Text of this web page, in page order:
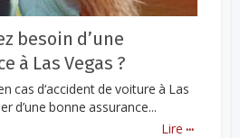
besoin d’une
à Las Vegas ?
cas d‘accident de voiture à Las
d’une bonne assurance...
Lire ...